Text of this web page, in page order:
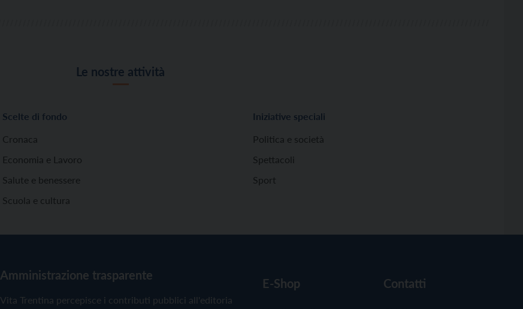
Le nostre attività
Scelte di fondo
Cronaca
Economia e Lavoro
Salute e benessere
Scuola e cultura
Iniziative speciali
Politica e società
Spettacoli
Sport
Amministrazione trasparente
Vita Trentina percepisce i contributi pubblici all'editoria
E-Shop Contatti